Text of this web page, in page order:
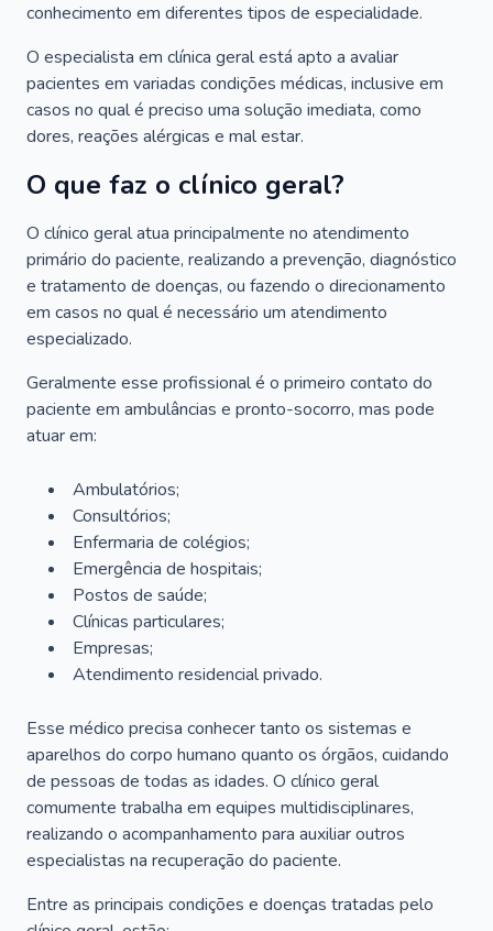
conhecimento em diferentes tipos de especialidade.
O especialista em clínica geral está apto a avaliar
pacientes em variadas condições médicas, inclusive em
casos no qual é preciso uma solução imediata, como
dores, reações alérgicas e mal estar.
O que faz o clínico geral?
O clínico geral atua principalmente no atendimento
primário do paciente, realizando a prevenção, diagnóstico
e tratamento de doenças, ou fazendo o direcionamento
em casos no qual é necessário um atendimento
especializado.
Geralmente esse profissional é o primeiro contato do
paciente em ambulâncias e pronto-socorro, mas pode
atuar em:
Ambulatórios;
Consultórios;
Enfermaria de colégios;
Emergência de hospitais;
Postos de saúde;
Clínicas particulares;
Empresas;
Atendimento residencial privado.
Esse médico precisa conhecer tanto os sistemas e
aparelhos do corpo humano quanto os órgãos, cuidando
de pessoas de todas as idades. O clínico geral
comumente trabalha em equipes multidisciplinares,
realizando o acompanhamento para auxiliar outros
especialistas na recuperação do paciente.
Entre as principais condições e doenças tratadas pelo